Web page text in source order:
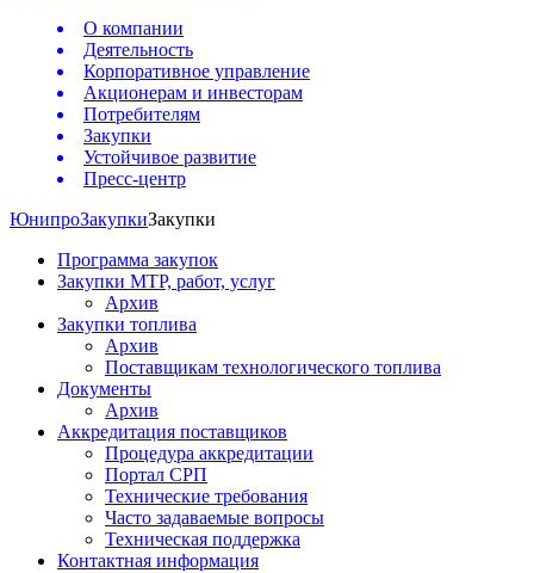
О компании
Деятельность
Корпоративное управление
Акционерам и инвесторам
Потребителям
Закупки
Устойчивое развитие
Пресс-центр
ЮнипроЗакупкиЗакупки
Программа закупок
Закупки МТР, работ, услуг
Архив
Закупки топлива
Архив
Поставщикам технологического топлива
Документы
Архив
Аккредитация поставщиков
Процедура аккредитации
Портал СРП
Технические требования
Часто задаваемые вопросы
Техническая поддержка
Контактная информация